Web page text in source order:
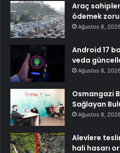
Araç
ödemek
Ağustos 8, 2026
Android 17
veda
Ağustos 8, 2026
Osmangazi
Sağlayan
Ağustos 8, 2026
Alevlere
hali hasarı